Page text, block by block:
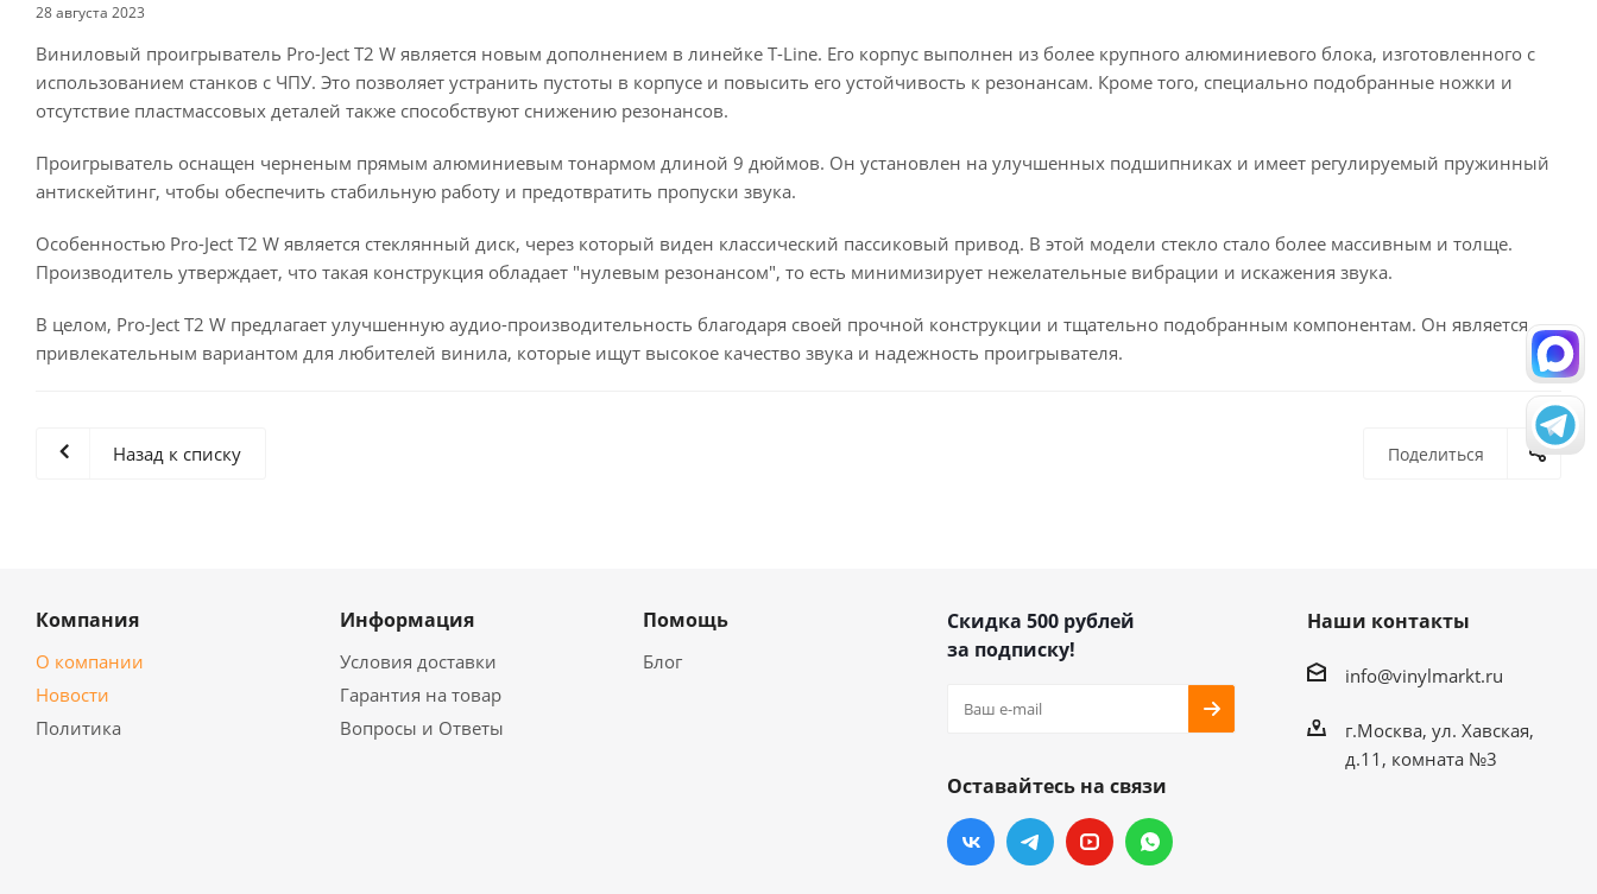
28 августа 2023
Виниловый проигрыватель Pro-Ject T2 W является новым дополнением в линейке T-Line. Его корпус выполнен из более крупного алюминиевого блока, изготовленного с
использованием станков с ЧПУ. Это позволяет устранить пустоты в корпусе и повысить его устойчивость к резонансам. Кроме того, специально подобранные ножки и
отсутствие пластмассовых деталей также способствуют снижению резонансов.
Проигрыватель оснащен черненым прямым алюминиевым тонармом длиной 9 дюймов. Он установлен на улучшенных подшипниках и имеет регулируемый пружинный
антискейтинг, чтобы обеспечить стабильную работу и предотвратить пропуски звука.
Особенностью Pro-Ject T2 W является стеклянный диск, через который виден классический пассиковый привод. В этой модели стекло стало более массивным и толще.
Производитель утверждает, что такая конструкция обладает "нулевым резонансом", то есть минимизирует нежелательные вибрации и искажения звука.
В целом, Pro-Ject T2 W предлагает улучшенную аудио-производительность благодаря своей прочной конструкции и тщательно подобранным компонентам. Он является
привлекательным вариантом для любителей винила, которые ищут высокое качество звука и надежность проигрывателя.
Поделиться
Назад к списку
Компания
О компании
Новости
Политика
Информация
Условия доставки
Гарантия на товар
Вопросы и Ответы
Помощь
Блог
Скидка 500 рублей
за подписку!
Оставайтесь на связи
Наши контакты
info@vinylmarkt.ru
г.Москва, ул. Хавская,
д.11, комната №3